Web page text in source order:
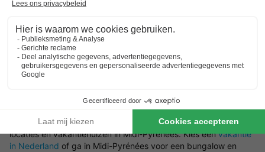
mogelijke voorzieningen en/of faciliteiten om een vakantiehuisje
er nog niet zeker van waar je precies naar op zoek bent? Wij
helpen je graag in Midi-Pyrénées een bungalow te boeken. Wil
jij er op het laatste moment even tussenuit? Kies dan voor een
last minute vakantiehuisje.
Wat voor type bungalow in Midi-Pyrénées wil jij boeken en in
welke omgeving wil jij zitten? Laat je inspireren door de mooiste
locaties en vakantiehuizen in Midi-Pyrénées. Kies eenvakantie
in Nederland of ga in Midi-Pyrénées voor een bungalow en